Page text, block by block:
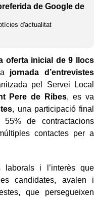
de Google de
d'actualitat
oferta inicial de 9 llocs
jornada d’entrevistes
pel Servei Local
Pere de Ribes, es va
, una participació final
de contractacions
contactes per a
laborals i l’interès que
candidates, avalen i
que persegueixen